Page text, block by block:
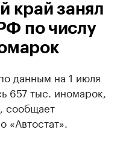
край занял
по числу
данным на 1 июля
657 тыс. иномарок,
сообщает
«Автостат».